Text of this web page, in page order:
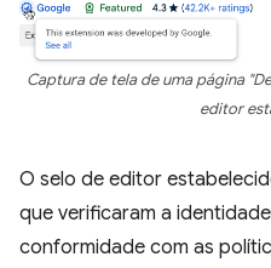
Captura de tela de uma página
editor
O selo de editor
que verificaram a
conformidade com as